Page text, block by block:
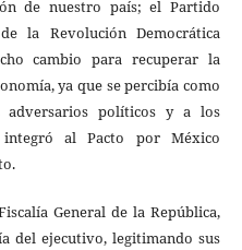
de nuestro país; el Partido
la Revolución Democrática
cambio para recuperar la
ya que se percibía como
políticos y a los
integró al Pacto por México
General de la República,
del ejecutivo, legitimando sus